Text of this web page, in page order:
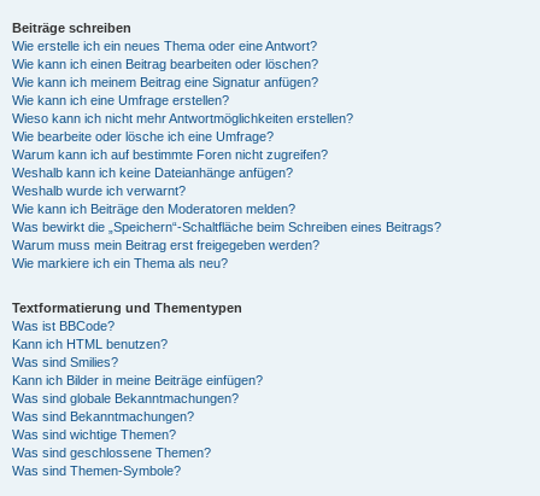
Beiträge schreiben
Wie erstelle ich ein neues Thema oder eine Antwort?
Wie kann ich einen Beitrag bearbeiten oder löschen?
Wie kann ich meinem Beitrag eine Signatur anfügen?
Wie kann ich eine Umfrage erstellen?
Wieso kann ich nicht mehr Antwortmöglichkeiten erstellen?
Wie bearbeite oder lösche ich eine Umfrage?
Warum kann ich auf bestimmte Foren nicht zugreifen?
Weshalb kann ich keine Dateianhänge anfügen?
Weshalb wurde ich verwarnt?
Wie kann ich Beiträge den Moderatoren melden?
Was bewirkt die „Speichern“-Schaltfläche beim Schreiben eines Beitrags?
Warum muss mein Beitrag erst freigegeben werden?
Wie markiere ich ein Thema als neu?
Textformatierung und Thementypen
Was ist BBCode?
Kann ich HTML benutzen?
Was sind Smilies?
Kann ich Bilder in meine Beiträge einfügen?
Was sind globale Bekanntmachungen?
Was sind Bekanntmachungen?
Was sind wichtige Themen?
Was sind geschlossene Themen?
Was sind Themen-Symbole?